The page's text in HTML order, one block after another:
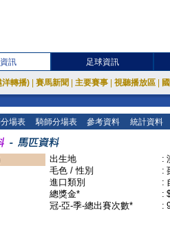
訊 足球資訊
轉播) 賽馬新聞 主要賽事 視聽播放區
場表 騎師分場表 參考資料 統計資料
出生地 :
毛色 / 性別
:
進口類別
:
總獎金*
:
冠-亞-季-總出賽次數*
: